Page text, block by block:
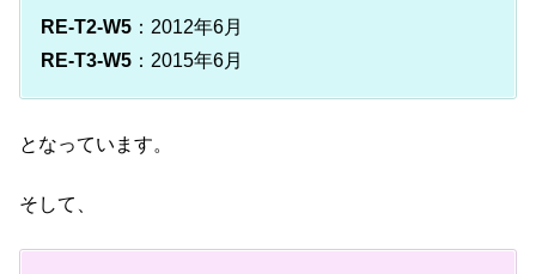
RE-T2-W5 ：2012年6月
RE-T3-W5 ：2015年6月
となっています。
そして、